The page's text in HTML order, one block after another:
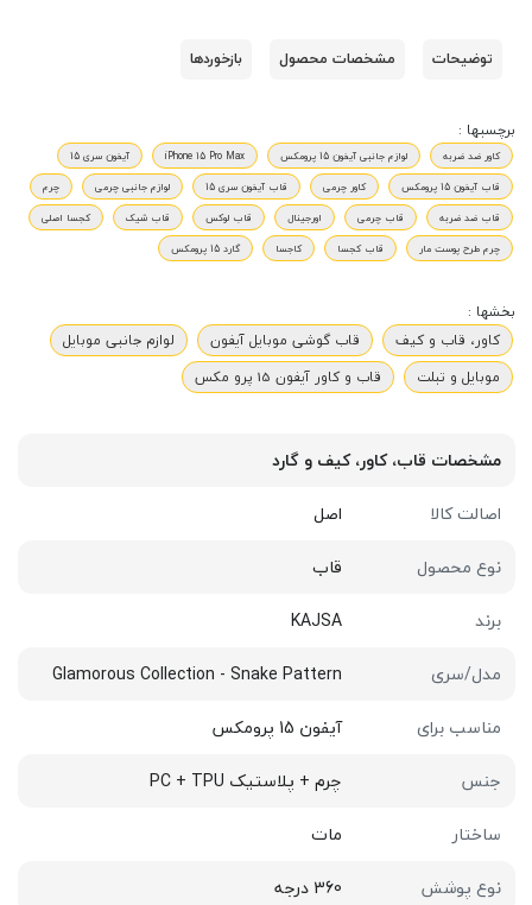
توضیحات مشخصات محصول بازخوردها
برچسبها :
کاور ضد ضربه لوازم جانبی آیفون 15 پرومکس iPhone 15 Pro Max
آیفون سری 15
قاب آیفون 15 پرومکس
کاور چرمی قاب آیفون سری 15 لوازم جانبی چرمی
چرم
قاب ضد ضربه
قاب چرمی اورجینال قاب لوکس قاب شیک
کجسا اصلی
چرم طرح پوست مار
قاب کجسا کاجسا گارد 15 پرومکس
بخشها :
کاور، قاب و کیف
قاب گوشی موبایل آیفون
لوازم جانبی موبایل
موبایل و تبلت
قاب و کاور آیفون 15 پرو مکس
مشخصات قاب، کاور، کیف و گارد
اصالت کالا
اصل
نوع محصول
قاب
برند
KAJSA
مدل/سری
Glamorous Collection - Snake Pattern
مناسب برای
آیفون 15 پرومکس
جنس
چرم + پلاستیک PC + TPU
ساختار
مات
نوع پوشش
360 درجه